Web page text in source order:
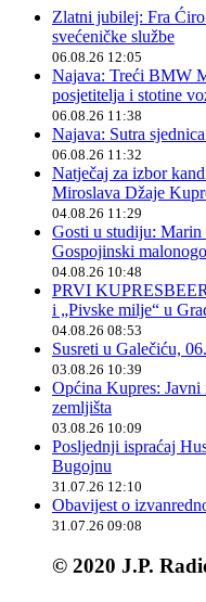
Zlatni jubilej: Fra
svećeničke službe
06.08.26 12:05
Najava: Treći BMW
posjetitelja i stotine
06.08.26 11:38
Najava: Sutra
06.08.26 11:32
Natječaj za izbor
Miroslava Džaje
04.08.26 11:29
Gosti u studiju:
Gospojinski
04.08.26 10:48
PRVI
i „Pivske milje“ u
04.08.26 08:53
Susreti u Galečiću,
03.08.26 10:39
Općina Kupres: Javni
zemljišta
03.08.26 10:09
Posljednji ispraćaj
Bugojnu
31.07.26 12:10
Obavijest o
31.07.26 09:08
© 2020 J.P.